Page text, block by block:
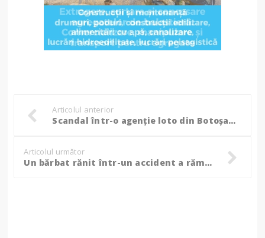
Articolul anterior
Scandal într-o agenție loto din Botoșani, au fost chemați polițiștii locali!
Articolul următor
Un bărbat rănit într-un accident a rămas blocat în mașină, au intervenit pompierii!